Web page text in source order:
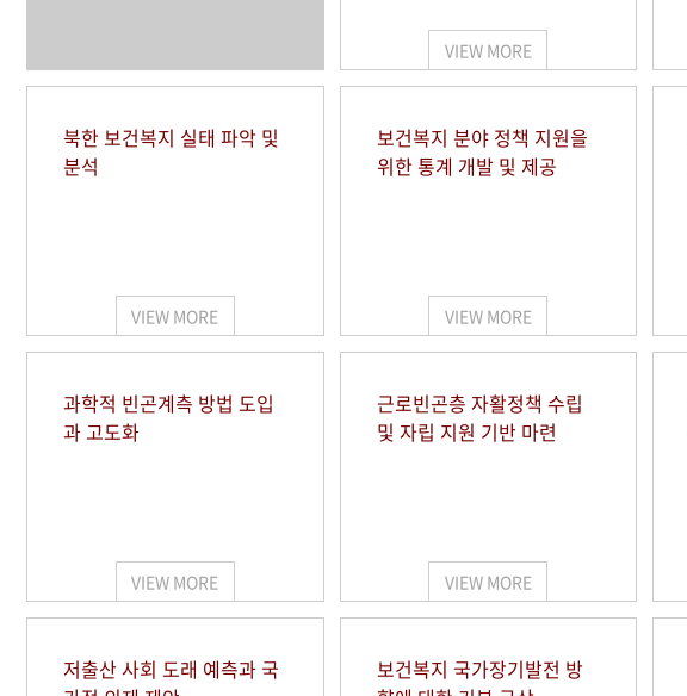
VIEW MORE
북한 보건복지 실태 파악 및
분석
VIEW MORE
보건복지 분야 정책 지원을
위한 통계 개발 및 제공
VIEW MORE
과학적 빈곤계측 방법 도입
과 고도화
VIEW MORE
근로빈곤층 자활정책 수립
및 자립 지원 기반 마련
VIEW MORE
저출산 사회 도래 예측과 국
보건복지 국가장기발전 방